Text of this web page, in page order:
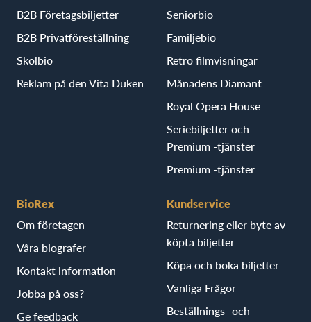
B2B Företagsbiljetter
B2B Privatföreställning
Skolbio
Reklam på den Vita Duken
Seniorbio
Familjebio
Retro filmvisningar
Månadens Diamant
Royal Opera House
Seriebiljetter och
Premium -tjänster
Premium -tjänster
BioRex
Om företagen
Våra biografer
Kontakt information
Jobba på oss?
Ge feedback
Kundservice
Returnering eller byte av
köpta biljetter
Köpa och boka biljetter
Vanliga Frågor
Beställnings- och